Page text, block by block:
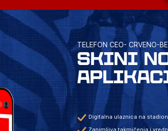
TELEFON CEO- CRVENO-
SKINI
Digitalna ulaznica na stadion
Zanimljiva takmičenja i